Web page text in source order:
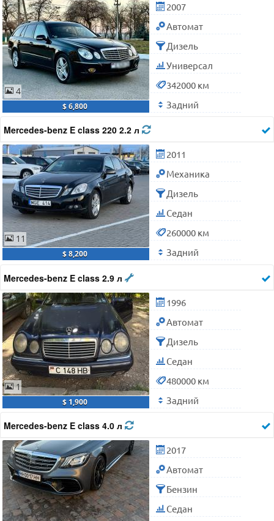
4
$ 6,800
2007
Автомат
Дизель
Универсал
342000 км
Задний
Mercedes-benz E class 220 2.2 л
11
$ 8,200
2011
Механика
Дизель
Седан
260000 км
Задний
Mercedes-benz E class 2.9 л
1
$ 1,900
1996
Автомат
Дизель
Седан
480000 км
Задний
Mercedes-benz E class 4.0 л
2017
Автомат
Бензин
Седан